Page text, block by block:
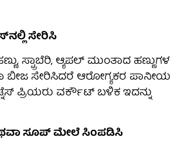
ಸೇರಿಸಿ
ಸ್ಟ್ರಾಬೆರಿ, ಆ್ಯಪಲ್ ಮುಂತಾದ ಹಣ್ಣುಗಳ
ಬೀಜ ಸೇರಿಸಿದರೆ ಆರೋಗ್ಯಕರ ಪಾನೀಯ
ಪ್ರಿಯರು ವರ್ಕೌಟ್ ಬಳಿಕ ಇದನ್ನು
ಸೂಪ್ ಮೇಲೆ ಸಿಂಪಡಿಸಿ